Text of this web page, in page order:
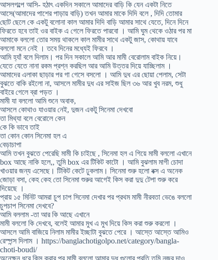
আসলগল্পে আসি- হঠাৎ একদিন সকালে আমাদের বাড়ি কি যেন একটা নিতে
আসে(আমাদের পাশের পাড়ায় বাড়ি) তখন আমার মাকে দিদি বলে , দিদি তোমার
ছোট ছেলে কে একটু বলোনা কাল আমার দিদি বাড়ি আমার সাথে যেতে, দিনে দিনে
ফিরতে হবে তাই ওর বাইক এ গেলে ফিরতে পারবো । আমি ঘুম থেকে ওঠার পর মা
আমাকে বললো তোর সময় থাকলে কাল মামীর সাথে একটু জাস, কোথায় যাবে
বললো মনে নেই । তবে দিনের মধ্যেই ফিরবে ।
আমি হ্যাঁ বলে দিলাম। পর দিন সকালে আমি আর মামী বেরোলাম বাইক নিয়ে।
যেতে যেতে নানা রকম প্রশ্ন করছিল আর আমি উত্তর দিয়ে যাচ্ছিলাম ।
আমাদের এলাকা ছাড়ার পর গা গেসে বসলো । আমি দুধ এর ছোয়া পেলাম, সেটা
বুঝতে বাকি রইলো না, আসলে মামীর দুধ এর সাইজ ছিল ৩৬ আর খুব নরম, শুধু
বাইরে গেলে ব্রা পড়ত ।
মামী যা বললো আমি শুনে অবাক,
আসলে কোথাও যাওয়ার নেই, দুজন একটু সিনেমা দেখবো
তা মিথ্যা বলে বেরোলে কেন
কে কি ভাবে তাই
তা কোন কোন সিনেমা হল এ
বেড়াচাপা
আমি তখন বুঝতে পেরেছি মামী কি চাইছে , সিনেমা হল এ গিয়ে মামী বললো এখানে
box আছে নাকি হলে,, তুমি box এর টিকিট কাটো । আমি বুঝলাম মাগী চোদা
খাওয়ার জন্য এসেছে। টিকিট কেটে ঢুকলাম। সিনেমা শুরু হলো বক্স এ অনেক
জোড়া বসা, কেহ কেহ তো সিনেমা শুরুর আগেই কিস করা দুদু টেপা শুরু করে
দিয়েছে ।
প্রায় ১৫ মিনিট আমরা চুপ চাপ সিনেমা দেখার পর প্রথম মামী নীরবতা ভেঙে বললো
চুপচাপ সিনেমা দেখবে?
আমি বললাম -তা আর কি আছে এখানে
মামী বললো কি দেখবে, বলেই আমার মুখ এ মুখ দিয়ে কিস করা শুরু করলো ।
আসলে আমি বাজিয়ে নিলাম মামীর ইচ্ছাটা বুঝতে পেরে । আস্তে আস্তে আমিও
রেস্পন্স দিলাম । https://banglachotigolpo.net/category/bangla-
choti-boudi/